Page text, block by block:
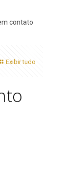
contato
Exibir tudo